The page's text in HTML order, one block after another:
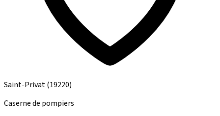
Saint-Privat(19220)
Caserne de pompiers